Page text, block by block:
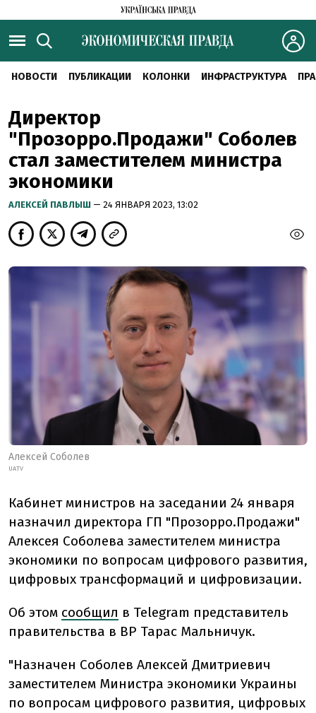
НОВОСТИ ПУБЛИКАЦИИ КОЛОНКИ ИНФРАСТРУКТУРА
Директор
"Прозорро.Продажи" Соболев
стал заместителем министра
экономики
АЛЕКСЕЙ ПАВЛЫШ — 24 ЯНВАРЯ 2023, 13:02
Алексей Соболев
UATV
Кабинет министров на заседании 24 января
назначил директора ГП "Прозорро.Продажи"
Алексея Соболева заместителем министра
экономики по вопросам цифрового развития,
цифровых трансформаций и цифровизации.
Об этом сообщил в Telegram представитель
правительства в ВР Тарас Мальничук.
"Назначен Соболев Алексей Дмитриевич
заместителем Министра экономики Украины
по вопросам цифрового развития, цифровых